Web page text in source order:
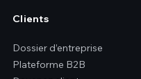
Clients
Dossier d’entreprise
Plateforme B2B